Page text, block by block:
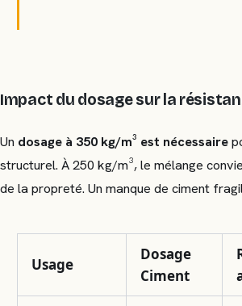
Impact du dosage sur la
Un dosage à 350 kg/m³ est nécessaire
structurel. À 250 kg/m³, le mélange
de la propreté. Un manque de ciment
Usage
Dosage
Ciment